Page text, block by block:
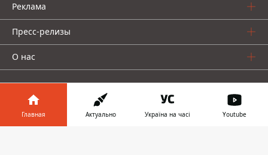
Реклама
Пресс-релизы
О нас
Главная Актуально Україна на часі Youtube